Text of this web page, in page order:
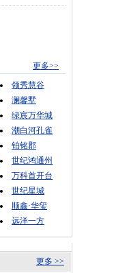
更多>>
领秀慧谷
澜馨墅
绿宸万华城
潮白河孔雀
铂铭郡
世纪鸿通州
万科首开台
世纪星城
顺鑫·华玺
远洋一方
更多 >>